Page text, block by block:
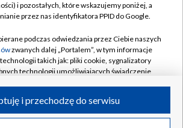
Cyfrowa
Pomoc
Kontakt
Kanały
Polska S.A. w likwidacji
i pozostałych, które wskazujemy poniżej, a
przez nas identyfikatora PPID do Google.
podczas odwiedzania przez Ciebie naszych
zwanych dalej „Portalem”, w tym informacje
takich jak: pliki cookie, sygnalizatory
technologii umożliwiających świadczenie
i przechodzę do serwisu